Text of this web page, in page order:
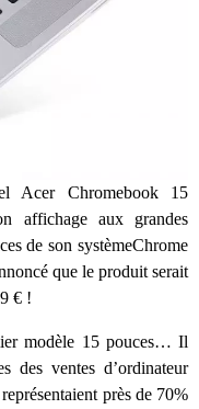
Acer Chromebook 15
affichage aux grandes
de son systèmeChrome
que le produit serait
€ !
modèle 15 pouces… Il
des ventes d’ordinateur
près de 70%